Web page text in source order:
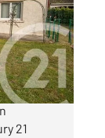
21